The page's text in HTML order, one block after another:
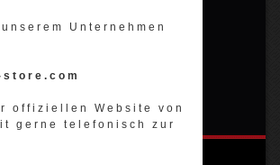
Unternehmen
offiziellen Website von
gerne telefonisch zur